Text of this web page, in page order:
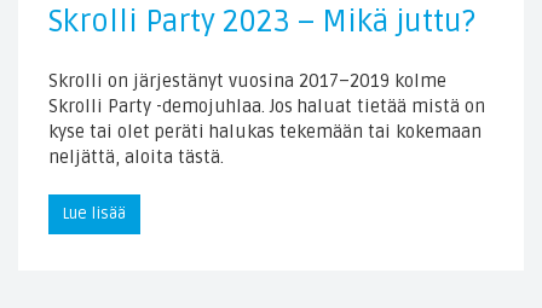
Skrolli Party 2023 – Mikä juttu?
Skrolli on järjestänyt vuosina 2017–2019 kolme
Skrolli Party -demojuhlaa. Jos haluat tietää mistä on
kyse tai olet peräti halukas tekemään tai kokemaan
neljättä, aloita tästä.
Lue lisää